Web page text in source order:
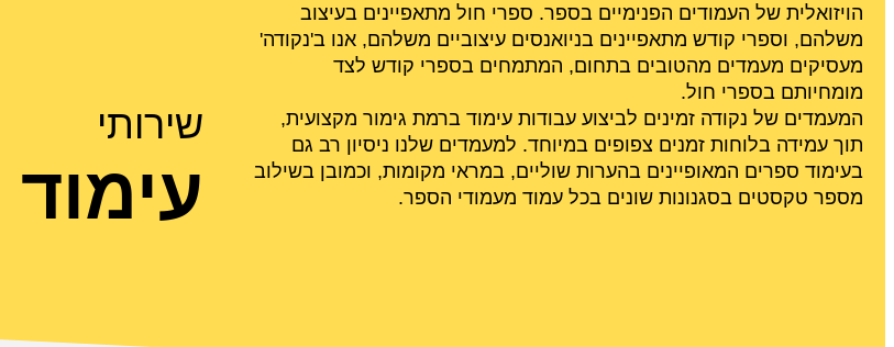
הויזואלית של העמודים הפנימיים בספר. ספרי חול מתאפיינים בעיצוב
משלהם, וספרי קודש מתאפיינים בניואנסים עיצוביים משלהם, אנו ב'נקודה'
מעסיקים מעמדים מהטובים בתחום, המתמחים בספרי קודש לצד
מומחיותם בספרי חול.
המעמדים של נקודה זמינים לביצוע עבודות עימוד ברמת גימור מקצועית,
תוך עמידה בלוחות זמנים צפופים במיוחד. למעמדים שלנו ניסיון רב גם
בעימוד ספרים המאופיינים בהערות שוליים, במראי מקומות, וכמובן בשילוב
מספר טקסטים בסגנונות שונים בכל עמוד מעמודי הספר.
שירותי
עימוד